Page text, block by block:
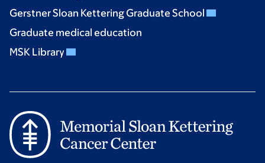
Gerstner Sloan Kettering Graduate School
Graduate medical education
MSK Library